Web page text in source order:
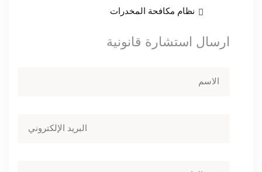
نظام مكافحة المخدرات
ارسال استشارة قانونية